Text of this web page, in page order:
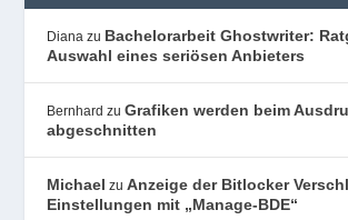
Diana zu Bachelorarbeit Ghostwriter:
Auswahl eines seriösen Anbieters
Bernhard zuGrafiken werden beim
abgeschnitten
Michael zuAnzeige der Bitlocker
Einstellungen mit „Manage-BDE“